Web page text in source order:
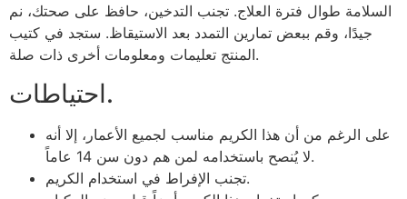
السلامة طوال فترة العلاج. تجنب التدخين، حافظ على صحتك، نم
جيدًا، وقم ببعض تمارين التمدد بعد الاستيقاظ. ستجد في كتيب
المنتج تعليمات ومعلومات أخرى ذات صلة.
احتياطات.
على الرغم من أن هذا الكريم مناسب لجميع الأعمار، إلا أنه
لا يُنصح باستخدامه لمن هم دون سن 14 عاماً.
تجنب الإفراط في استخدام الكريم.